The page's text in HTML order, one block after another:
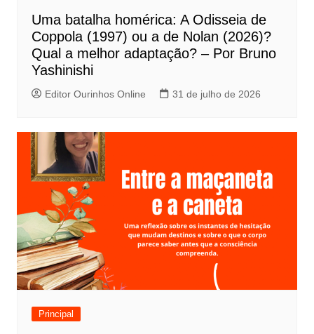
Uma batalha homérica: A Odisseia de
Coppola (1997) ou a de Nolan (2026)?
Qual a melhor adaptação? – Por Bruno
Yashinishi
Editor Ourinhos Online 31 de julho de 2026
Principal